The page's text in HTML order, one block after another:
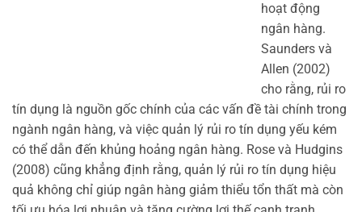
hoạt động
ngân hàng.
Saunders và
Allen (2002)
cho rằng, rủi ro
tín dụng là nguồn gốc chính của các vấn đề tài chính trong
ngành ngân hàng, và việc quản lý rủi ro tín dụng yếu kém
có thể dẫn đến khủng hoảng ngân hàng. Rose và Hudgins
(2008) cũng khẳng định rằng, quản lý rủi ro tín dụng hiệu
quả không chỉ giúp ngân hàng giảm thiểu tổn thất mà còn